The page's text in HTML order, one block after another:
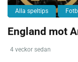
Alla speltips
England mot
4 veckor sedan